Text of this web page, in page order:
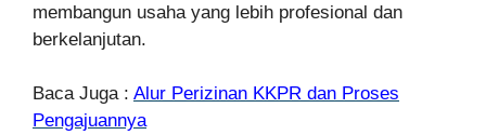
membangun usaha yang lebih profesional dan
berkelanjutan.
Baca Juga : Alur Perizinan KKPR dan Proses
Pengajuannya